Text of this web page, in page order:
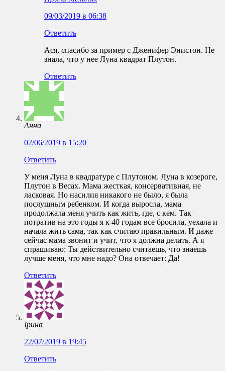
09/03/2019 в 06:38
Ответить
Ася, спасибо за пример с Дженифер Энистон. Не
знала, что у нее Луна квадрат Плутон.
Ответить
Анна
02/06/2019 в 15:20
Ответить
У меня Луна в квадратуре с Плутоном. Луна в козероге,
Плутон в Весах. Мама жесткая, консервативная, не
ласковая. Но насилия никакого не было, я была
послушным ребенком. И когда выросла, мама
продолжала меня учить как жить, где, с кем. Так
потратив на это годы я к 40 годам все бросила, уехала и
начала жить сама, так как считаю правильным. И даже
сейчас мама звонит и учит, что я должна делать. А я
спрашиваю: Ты действительно считаешь, что знаешь
лучше меня, что мне надо? Она отвечает: Да!
Ответить
Ірина
22/07/2019 в 19:45
Ответить